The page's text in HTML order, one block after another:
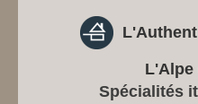
L'Alpe
Spécialités